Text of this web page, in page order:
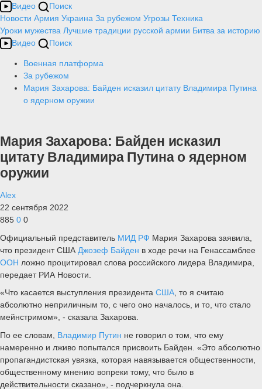
Видео
Поиск
Новости Армия Украина За рубежом Угрозы Техника
Уроки мужества Лучшие традиции русской армии Битва за историю
Видео
Поиск
Военная платформа
За рубежом
Мария Захарова: Байден исказил цитату Владимира Путина
о ядерном оружии
Мария Захарова: Байден исказил
цитату Владимира Путина о ядерном
оружии
Alex
22 сентября 2022
885 0 0
Официальный представитель МИД РФ Мария Захарова заявила,
что президент США Джозеф Байден в ходе речи на Генассамблее
ООН ложно процитировал слова российского лидера Владимира,
передает РИА Новости.
«Что касается выступления президента США, то я считаю
абсолютно неприличным то, с чего оно началось, и то, что стало
мейнстримом», - сказала Захарова.
По ее словам, Владимир Путин не говорил о том, что ему
намеренно и лживо попытался присвоить Байден. «Это абсолютно
пропагандистская увязка, которая навязывается общественности,
общественному мнению вопреки тому, что было в
действительности сказано», - подчеркнула она.